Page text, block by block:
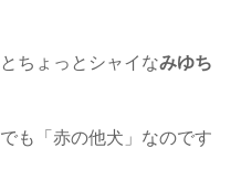
とちょっとシャイなみゆち
も「赤の他犬」なのです